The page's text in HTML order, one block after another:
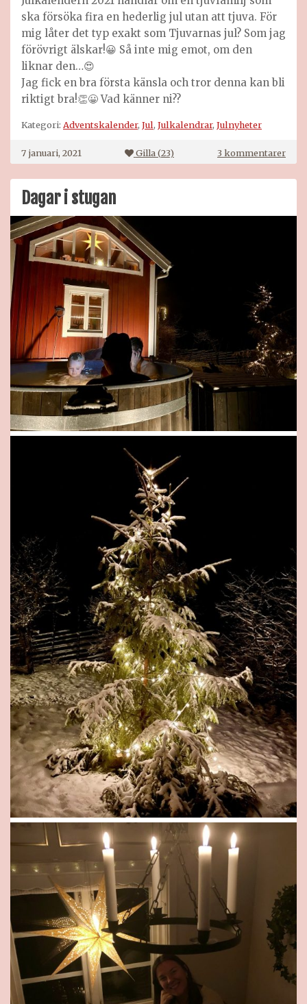
ska försöka fira en hederlig jul utan att tjuva. För
mig låter det typ exakt som Tjuvarnas jul? Som jag
förövrigt älskar!😀 Så inte mig emot, om den
liknar den…😍
Jag fick en bra första känsla och tror denna kan bli
riktigt bra!👏😀 Vad känner ni??
Kategori: Adventskalender, Jul, Julkalendrar, Julnyheter
7 januari, 2021 Gilla (23) 3 kommentarertill
2021
Dagar i stugan